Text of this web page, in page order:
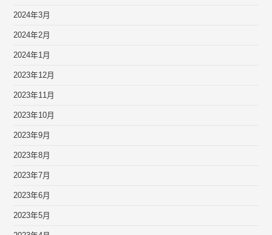
2024年3月
2024年2月
2024年1月
2023年12月
2023年11月
2023年10月
2023年9月
2023年8月
2023年7月
2023年6月
2023年5月